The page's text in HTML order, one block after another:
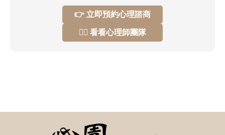
👉 立即預約心理諮商
👩‍⚕️ 看看心理師團隊